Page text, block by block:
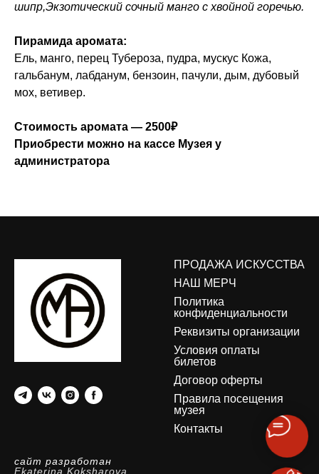
шипр,Экзотический сочный манго с хвойной горечью.
Пирамида аромата:
Ель, манго, перец Тубероза, пудра, мускус Кожа,
гальбанум, лабданум, бензоин, пачули, дым, дубовый
мох, ветивер.
Стоимость аромата — 2500₽
Приобрести можно на кассе Музея у
администратора
ПРОДАЖА ИСКУССТВА
НАШ МЕРЧ
Политика
конфиденциальности
Реквизиты организации
Условия оплаты
билетов
Договор оферты
Правила посещения
музея
Контакты
сайт разработан
Ekaterina Koksharova